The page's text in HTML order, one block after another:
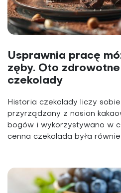
Usprawnia pracę
zęby. Oto
czekolady
Historia czekolady liczy
przyrządzany z nasion
bogów i wykorzystywano w
cenna czekolada była